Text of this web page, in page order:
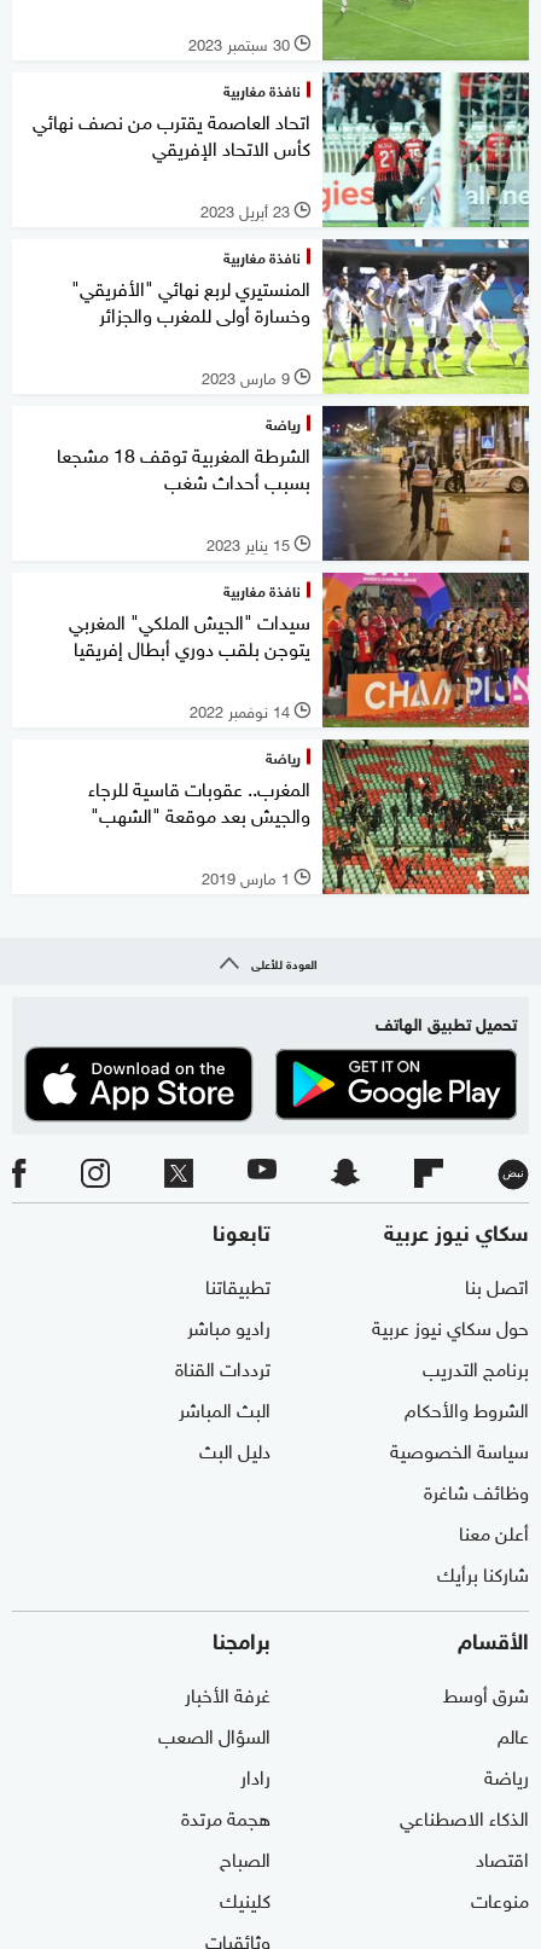
l 30 سبتمبر 2023
نافذة مغاربية
اتحاد العاصمة يقترب من نصف نهائي
كأس الاتحاد الإفريقي
l 23 أبريل 2023
نافذة مغاربية
المنستيري لربع نهائي "الأفريقي"
وخسارة أولى للمغرب والجزائر
l 9 مارس 2023
رياضة
الشرطة المغربية توقف 18 مشجعا
بسبب أحداث شغب
l 15 يناير 2023
نافذة مغاربية
سيدات "الجيش الملكي" المغربي
يتوجن بلقب دوري أبطال إفريقيا
l 14 نوفمبر 2022
رياضة
المغرب.. عقوبات قاسية للرجاء
والجيش بعد موقعة "الشهب"
l 1 مارس 2019
العودة للأعلى
تحميل تطبيق الهاتف
سكاي نيوز عربية
اتصل بنا
حول سكاي نيوز عربية
برنامج التدريب
الشروط والأحكام
سياسة الخصوصية
وظائف شاغرة
أعلن معنا
شاركنا برأيك
تابعونا
تطبيقاتنا
راديو مباشر
ترددات القناة
البث المباشر
دليل البث
الأقسام
شرق أوسط
عالم
رياضة
الذكاء الاصطناعي
اقتصاد
منوعات
برامجنا
غرفة الأخبار
السؤال الصعب
رادار
هجمة مرتدة
الصباح
كلينيك
وثائقيات